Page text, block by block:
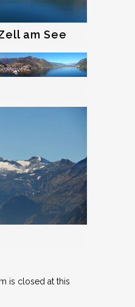
am See
is closed at this